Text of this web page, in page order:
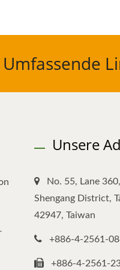
Unsere
No. 55, Lane
Shengang District,
42947, Taiwan
+886-4-2561-
+886-4-2561-